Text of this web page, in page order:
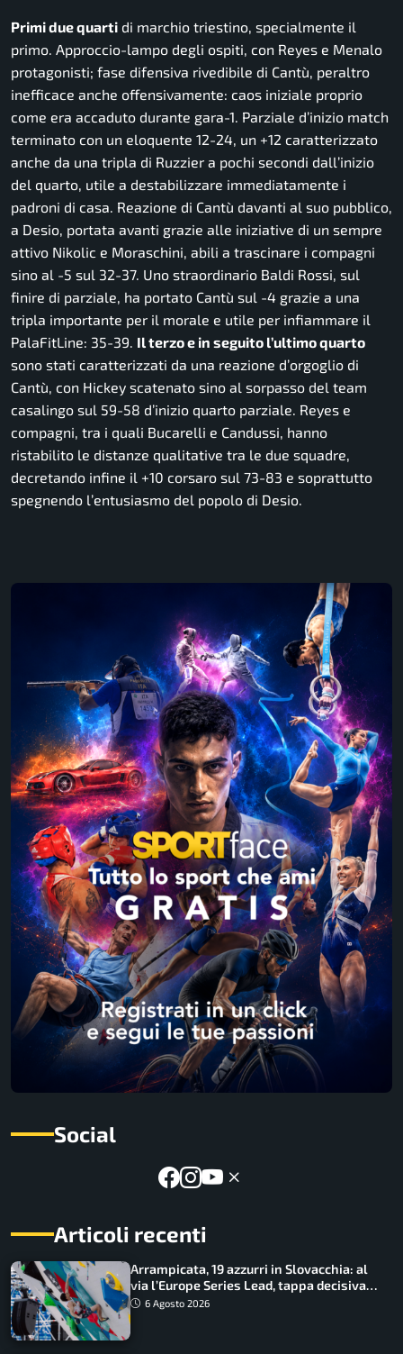
Primi due quarti di marchio triestino, specialmente il
primo. Approccio-lampo degli ospiti, con Reyes e Menalo
protagonisti; fase difensiva rivedibile di Cantù, peraltro
inefficace anche offensivamente: caos iniziale proprio
come era accaduto durante gara-1. Parziale d’inizio match
terminato con un eloquente 12-24, un +12 caratterizzato
anche da una tripla di Ruzzier a pochi secondi dall’inizio
del quarto, utile a destabilizzare immediatamente i
padroni di casa. Reazione di Cantù davanti al suo pubblico,
a Desio, portata avanti grazie alle iniziative di un sempre
attivo Nikolic e Moraschini, abili a trascinare i compagni
sino al -5 sul 32-37. Uno straordinario Baldi Rossi, sul
finire di parziale, ha portato Cantù sul -4 grazie a una
tripla importante per il morale e utile per infiammare il
PalaFitLine: 35-39. Il terzo e in seguito l’ultimo quarto
sono stati caratterizzati da una reazione d’orgoglio di
Cantù, con Hickey scatenato sino al sorpasso del team
casalingo sul 59-58 d’inizio quarto parziale. Reyes e
compagni, tra i quali Bucarelli e Candussi, hanno
ristabilito le distanze qualitative tra le due squadre,
decretando infine il +10 corsaro sul 73-83 e soprattutto
spegnendo l’entusiasmo del popolo di Desio.
Social
Articoli recenti
Arrampicata, 19 azzurri in Slovacchia: al
via l’Europe Series Lead, tappa decisiva
per la Speed
6 Agosto 2026